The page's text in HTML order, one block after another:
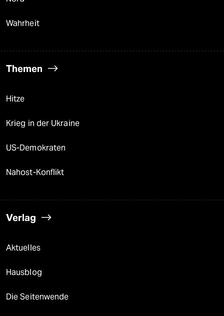
Wahrheit
Themen
Hitze
Krieg in der Ukraine
US-Demokraten
Nahost-Konflikt
Verlag
Aktuelles
Hausblog
Die Seitenwende